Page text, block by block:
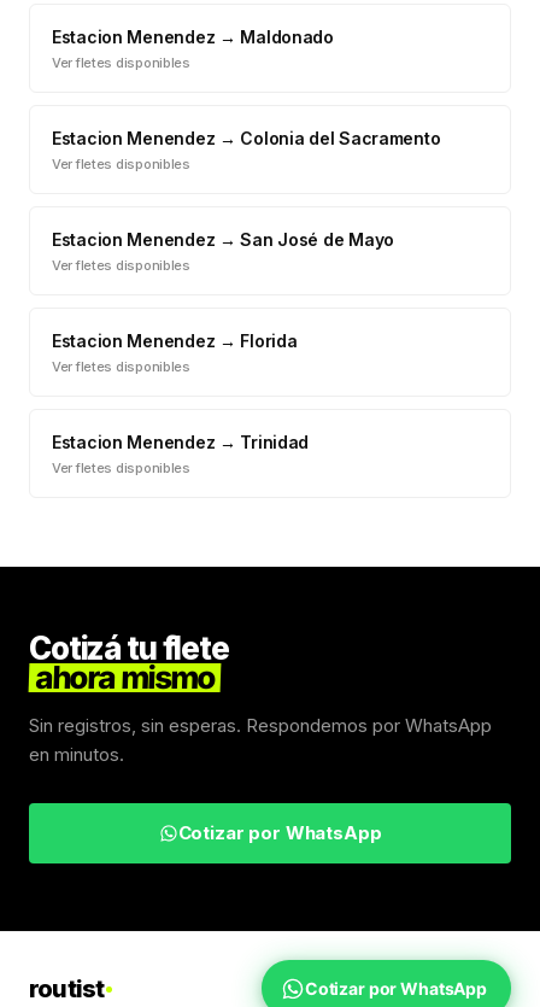
Estacion Menendez → Maldonado
Ver fletes disponibles
Estacion Menendez → Colonia del Sacramento
Ver fletes disponibles
Estacion Menendez →San José de Mayo
Ver fletes disponibles
Estacion Menendez → Florida
Ver fletes disponibles
Estacion Menendez → Trinidad
Ver fletes disponibles
Cotizá tu flete
ahora mismo
Sin registros, sin esperas. Respondemos por WhatsApp
en minutos.
Cotizar por WhatsApp
routist Fletes UruguayInicio
Cotizar por WhatsApp